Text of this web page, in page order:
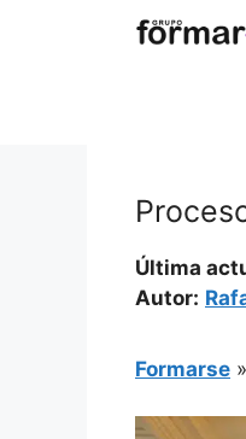
Última
Autor:
Formarse »